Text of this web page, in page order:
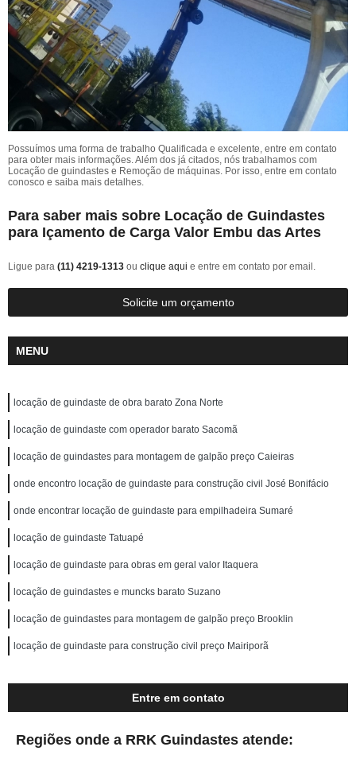
Possuímos uma forma de trabalho Qualificada e excelente, entre em contato
para obter mais informações. Além dos já citados, nós trabalhamos com
Locação de guindastes e Remoção de máquinas. Por isso, entre em contato
conosco e saiba mais detalhes.
Para saber mais sobre Locação de Guindastes
para Içamento de Carga Valor Embu das Artes
Ligue para (11) 4219-1313 ou clique aqui e entre em contato por email.
Solicite um orçamento
MENU
locação de guindaste de obra barato Zona Norte
locação de guindaste com operador barato Sacomã
locação de guindastes para montagem de galpão preço Caieiras
onde encontro locação de guindaste para construção civil José Bonifácio
onde encontrar locação de guindaste para empilhadeira Sumaré
locação de guindaste Tatuapé
locação de guindaste para obras em geral valor Itaquera
locação de guindastes e muncks barato Suzano
locação de guindastes para montagem de galpão preço Brooklin
locação de guindaste para construção civil preço Mairiporã
Entre em contato
Regiões onde a RRK Guindastes atende: